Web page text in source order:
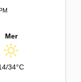
Mer
34°C